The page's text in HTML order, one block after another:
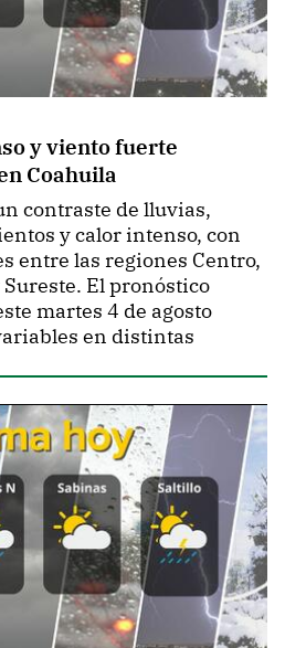
y viento fuerte
Coahuila
contraste de lluvias,
y calor intenso, con
entre las regiones Centro,
El pronóstico
martes 4 de agosto
en distintas